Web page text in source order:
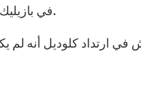
في بازيليك سيدة باريس في عام 1886، لدى سماعه لنشيد “تعظم نفسي الرب” خلال قداس الميلاد.
في ارتداد كلوديل أنه لم